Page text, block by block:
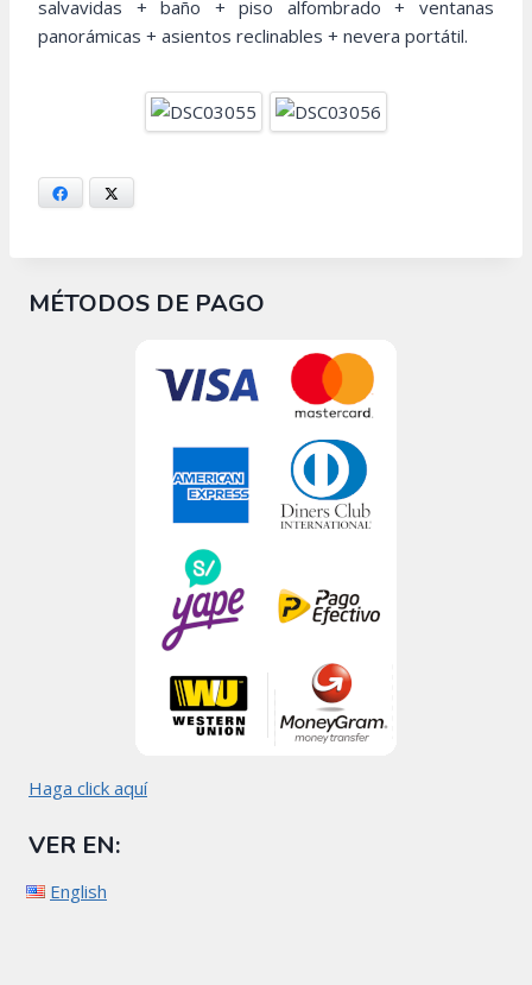
salvavidas + baño + piso alfombrado + ventanas
panorámicas + asientos reclinables + nevera portátil.
Facebook
MÉTODOS DE PAGO
Haga click aquí
VER EN:
English